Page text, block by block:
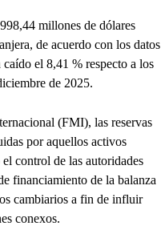
millones de dólares
de acuerdo con los datos
el 8,41 % respecto a los
de 2025.
(FMI), las reservas
por aquellos activos
control de las autoridades
financiamiento de la balanza
cambiarios a fin de influir
conexos.